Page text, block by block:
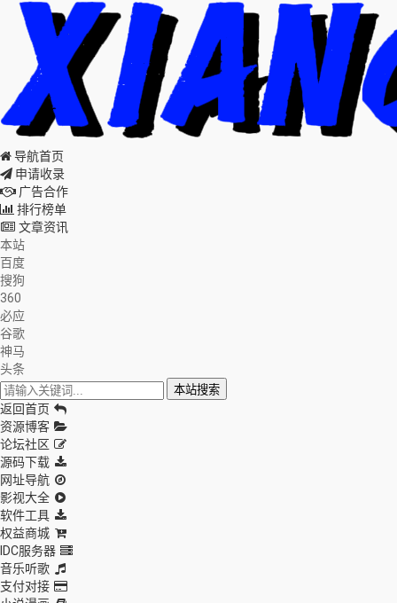
导航首页
申请收录
广告合作
排行榜单
文章资讯
本站
百度
搜狗
360
必应
谷歌
神马
头条
本站搜索
返回首页
资源博客
论坛社区
源码下载
网址导航
影视大全
软件工具
权益商城
IDC服务器
音乐听歌
支付对接